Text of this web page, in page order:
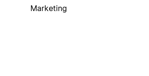
Marketing